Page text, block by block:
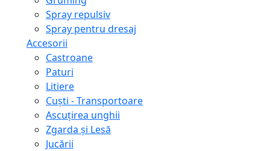
Spray repulsiv
Spray pentru dresaj
Accesorii
Castroane
Paturi
Litiere
Сuști - Transportoare
Ascuţirea unghii
Zgarda și Lesă
Jucării